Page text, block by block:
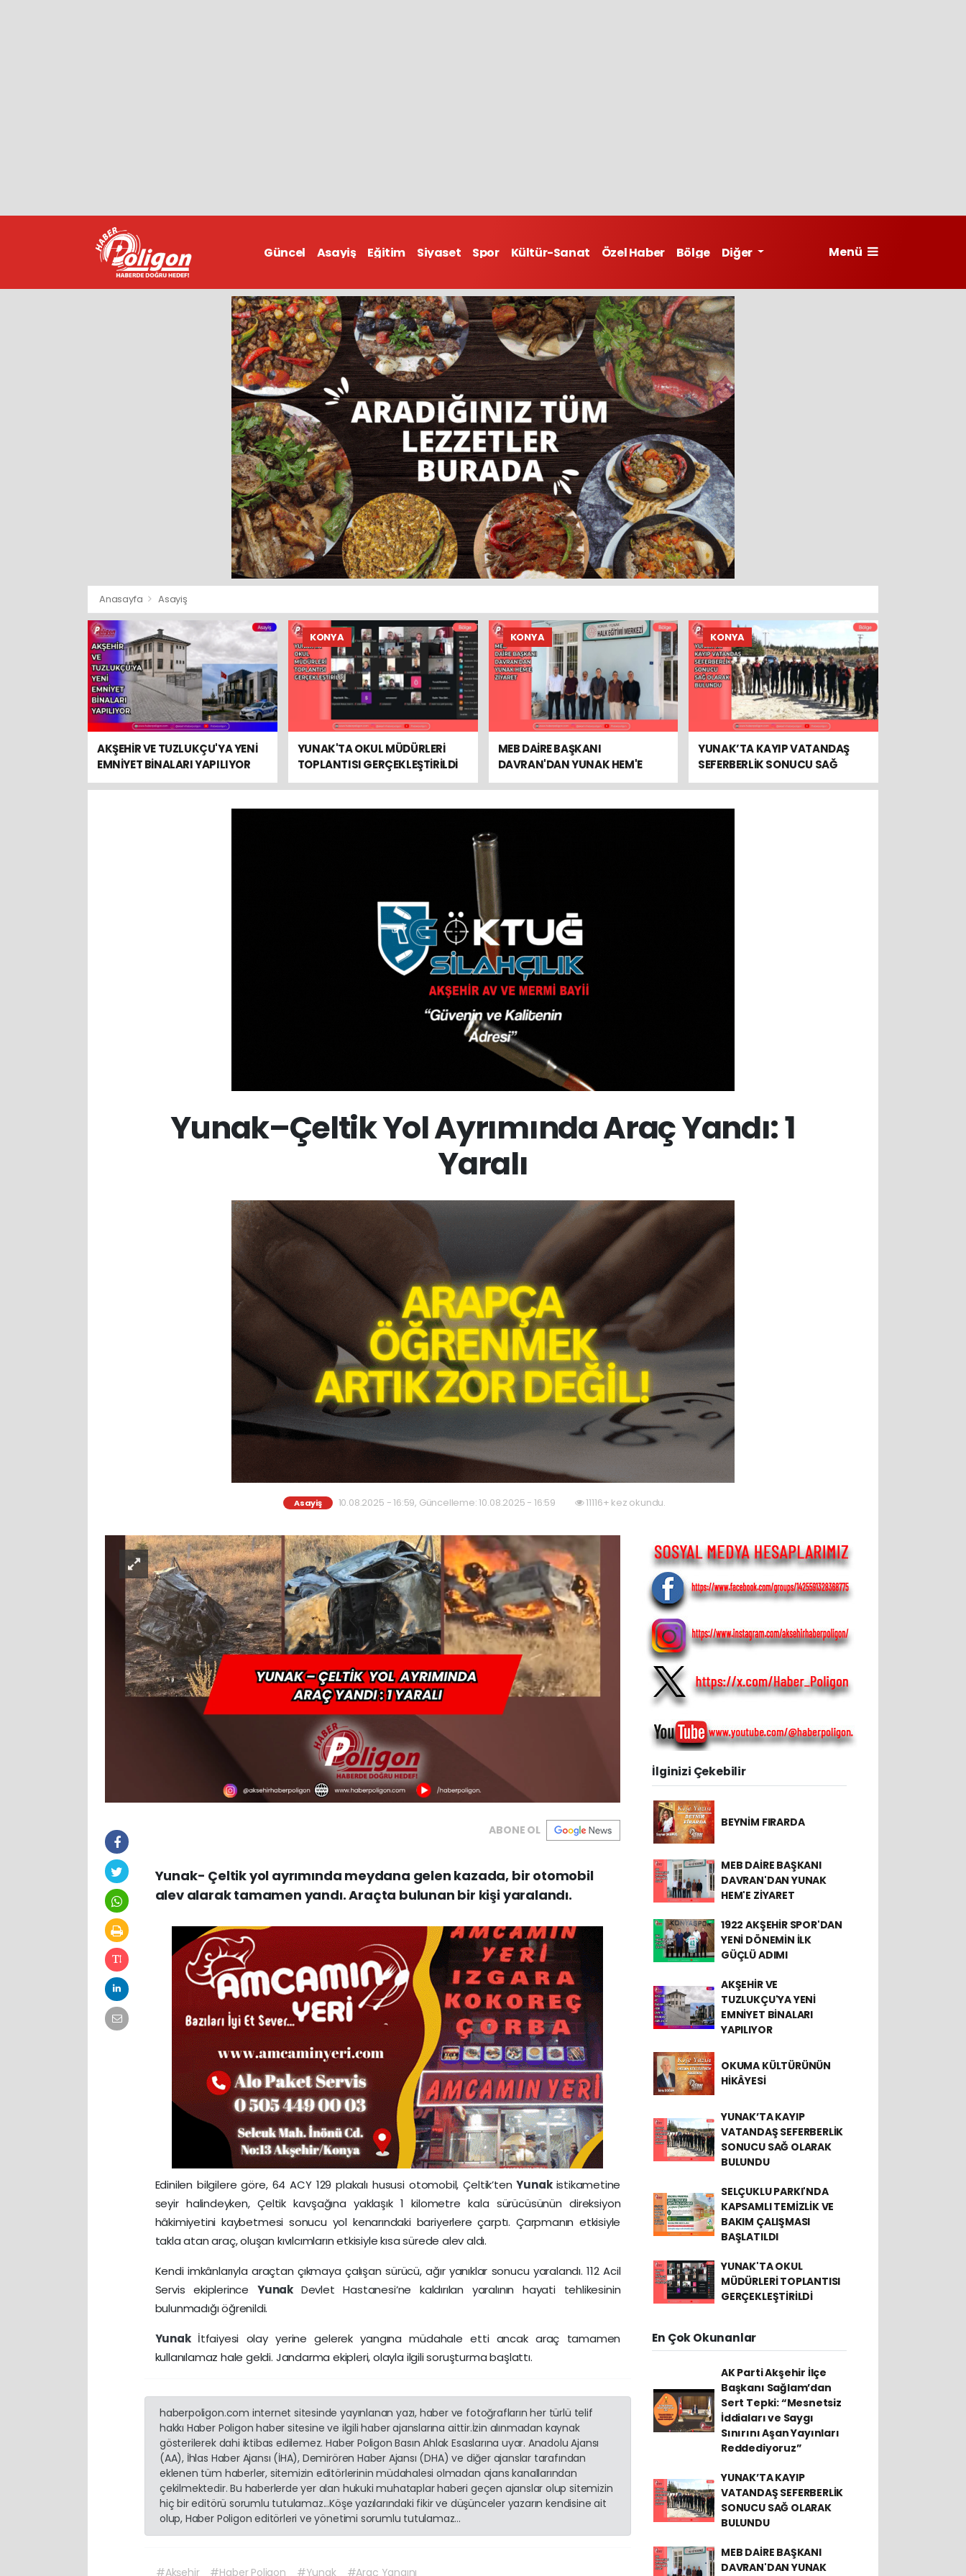
Güncel Asayiş Eğitim Siyaset Spor Kültür-Sanat Özel Haber Bölge Diğer Menü
Anasayfa Asayiş
AKŞEHİR VE TUZLUKÇU'YA YENİ
EMNİYET BİNALARI YAPILIYOR
KONYA
YUNAK'TA OKUL MÜDÜRLERİ
TOPLANTISI GERÇEKLEŞTİRİLDİ
KONYA
MEB DAİRE BAŞKANI
DAVRAN'DAN YUNAK HEM'E
ZİYARET
KONYA
YUNAK’TA KAYIP VATANDAŞ
SEFERBERLİK SONUCU SAĞ
OLARAK BULUNDU
Yunak–Çeltik Yol Ayrımında Araç Yandı: 1
Yaralı
Asayiş 10.08.2025 - 16:59, Güncelleme: 10.08.2025 - 16:59 11116+ kez okundu.
ABONE OL
Yunak- Çeltik yol ayrımında meydana gelen kazada, bir otomobil
alev alarak tamamen yandı. Araçta bulunan bir kişi yaralandı.
Edinilen bilgilere göre, 64 ACY 129 plakalı hususi otomobil, Çeltik’tenYunak istikametine
seyir halindeyken, Çeltik kavşağına yaklaşık 1 kilometre kala sürücüsünün direksiyon
hâkimiyetini kaybetmesi sonucu yol kenarındaki bariyerlere çarptı. Çarpmanın etkisiyle
takla atan araç, oluşan kıvılcımların etkisiyle kısa sürede alev aldı.
Kendi imkânlarıyla araçtan çıkmaya çalışan sürücü, ağır yanıklar sonucu yaralandı. 112 Acil
Servis ekiplerince Yunak Devlet Hastanesi’ne kaldırılan yaralının hayati tehlikesinin
bulunmadığı öğrenildi.
Yunak İtfaiyesi olay yerine gelerek yangına müdahale etti ancak araç tamamen
kullanılamaz hale geldi. Jandarma ekipleri, olayla ilgili soruşturma başlattı.
haberpoligon.com internet sitesinde yayınlanan yazı, haber ve fotoğrafların her türlü telif
hakkı Haber Poligon haber sitesine ve ilgili haber ajanslarına aittir.İzin alınmadan kaynak
gösterilerek dahi iktibas edilemez. Haber Poligon Basın Ahlak Esaslarına uyar. Anadolu Ajansı
(AA), İhlas Haber Ajansı (İHA), Demirören Haber Ajansı (DHA) ve diğer ajanslar tarafından
eklenen tüm haberler, sitemizin editörlerinin müdahalesi olmadan ajans kanallarından
çekilmektedir. Bu haberlerde yer alan hukuki muhataplar haberi geçen ajanslar olup sitemizin
hiç bir editörü sorumlu tutulamaz...Köşe yazılarındaki fikir ve düşünceler yazarın kendisine ait
olup, Haber Poligon editörleri ve yönetimi sorumlu tutulamaz...
#Akşehir #Haber Poligon #Yunak #Araç Yangını
İlginizi Çekebilir
BEYNİM FIRARDA
MEB DAİRE BAŞKANI
DAVRAN'DAN YUNAK
HEM'E ZİYARET
1922 AKŞEHİR SPOR'DAN
YENİ DÖNEMİN İLK
GÜÇLÜ ADIMI
AKŞEHİR VE
TUZLUKÇU'YA YENİ
EMNİYET BİNALARI
YAPILIYOR
OKUMA KÜLTÜRÜNÜN
HİKÂYESİ
YUNAK’TA KAYIP
VATANDAŞ SEFERBERLİK
SONUCU SAĞ OLARAK
BULUNDU
SELÇUKLU PARKI'NDA
KAPSAMLI TEMİZLİK VE
BAKIM ÇALIŞMASI
BAŞLATILDI
YUNAK'TA OKUL
MÜDÜRLERİ TOPLANTISI
GERÇEKLEŞTİRİLDİ
En Çok Okunanlar
AK Parti Akşehir İlçe
Başkanı Sağlam’dan
Sert Tepki: “Mesnetsiz
İddiaları ve Saygı
Sınırını Aşan Yayınları
Reddediyoruz”
YUNAK’TA KAYIP
VATANDAŞ SEFERBERLİK
SONUCU SAĞ OLARAK
BULUNDU
MEB DAİRE BAŞKANI
DAVRAN'DAN YUNAK